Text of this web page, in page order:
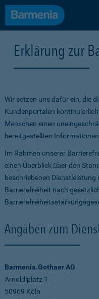
Erklärung zur
Wir setzen uns dafür ein, die
Kundenportalen kontinuierlich
Menschen einen
bereitgestellten
Im Rahmen unserer
einen Überblick über den
beschriebenen
Barrierefreiheit nach
Angaben zum
Barmenia.Gothaer AG
Arnoldiplatz 1
50969 Köln